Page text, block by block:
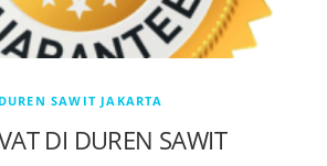
SAWIT JAKARTA
DI DUREN SAWIT